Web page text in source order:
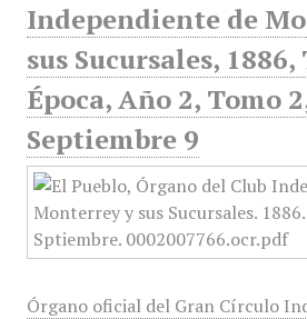
Independiente de
sus Sucursales, 1886,
Época, Año 2, Tomo
Septiembre 9
Órgano oficial del Gran Círculo